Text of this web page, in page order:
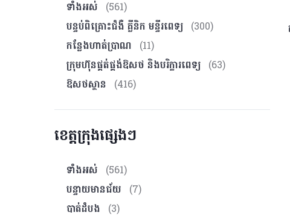
ទាំងអស់
(561)
បន្ទប់ពិគ្រោះ​ជំងឺ គ្លីនិក មន្ទីរពេទ្យ (300)
កន្លែងហាត់ប្រាណ
(11)
ក្រុមហ៊ុនផ្គត់ផ្គង់ឱសថ និងបរិក្ខារពេទ្យ (63)
ឱសថស្ថាន
(416)
ខេត្តក្រុងផ្សេងៗ
ទាំងអស់
(561)
បន្ទាយមានជ័យ
(7)
បាត់ដំបង
(3)